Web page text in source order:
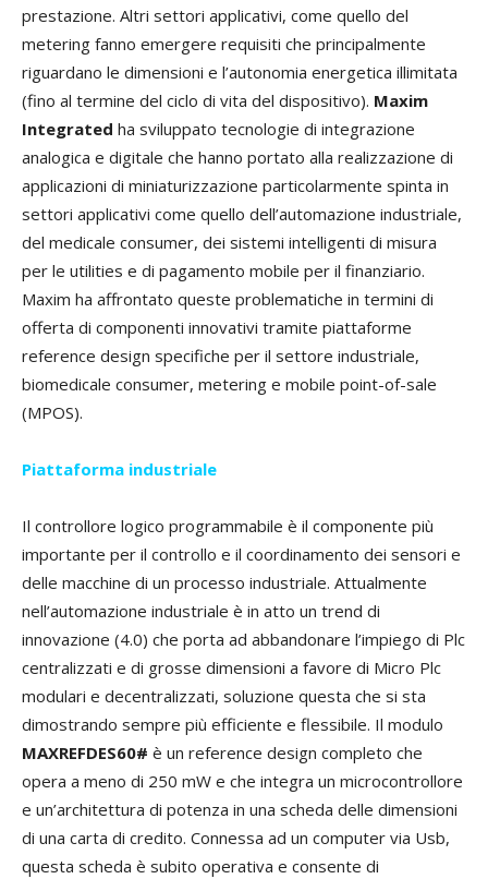
prestazione. Altri settori applicativi, come quello del
metering fanno emergere requisiti che principalmente
riguardano le dimensioni e l’autonomia energetica illimitata
(fino al termine del ciclo di vita del dispositivo). Maxim
Integrated ha sviluppato tecnologie di integrazione
analogica e digitale che hanno portato alla realizzazione di
applicazioni di miniaturizzazione particolarmente spinta in
settori applicativi come quello dell’automazione industriale,
del medicale consumer, dei sistemi intelligenti di misura
per le utilities e di pagamento mobile per il finanziario.
Maxim ha affrontato queste problematiche in termini di
offerta di componenti innovativi tramite piattaforme
reference design specifiche per il settore industriale,
biomedicale consumer, metering e mobile point-of-sale
(MPOS).
Piattaforma industriale
Il controllore logico programmabile è il componente più
importante per il controllo e il coordinamento dei sensori e
delle macchine di un processo industriale. Attualmente
nell’automazione industriale è in atto un trend di
innovazione (4.0) che porta ad abbandonare l’impiego di Plc
centralizzati e di grosse dimensioni a favore di Micro Plc
modulari e decentralizzati, soluzione questa che si sta
dimostrando sempre più efficiente e flessibile. Il modulo
MAXREFDES60# è un reference design completo che
opera a meno di 250 mW e che integra un microcontrollore
e un’architettura di potenza in una scheda delle dimensioni
di una carta di credito. Connessa ad un computer via Usb,
questa scheda è subito operativa e consente di